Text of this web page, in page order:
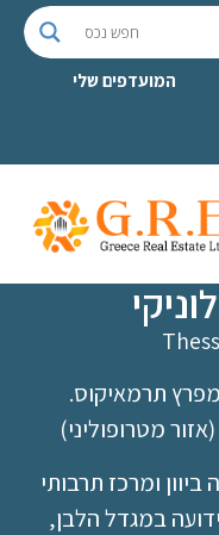
המועדפים שלי
מפרץ תרמאיקוס.
ביוון ומרכז תרבותי
במגדל הלבן,